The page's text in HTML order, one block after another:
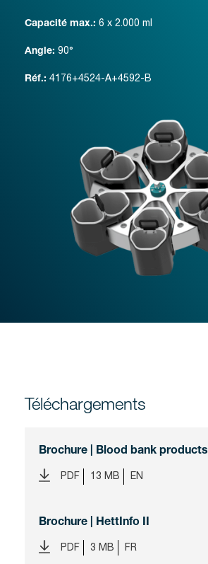
Capacité max.: 6 x 2.000 ml
Angle: 90°
Réf.: 4176+4524-A+4592-B
Téléchargements
Brochure | Blood bank products
PDF 13 MB EN
Brochure | HettInfo II
PDF 3 MB FR